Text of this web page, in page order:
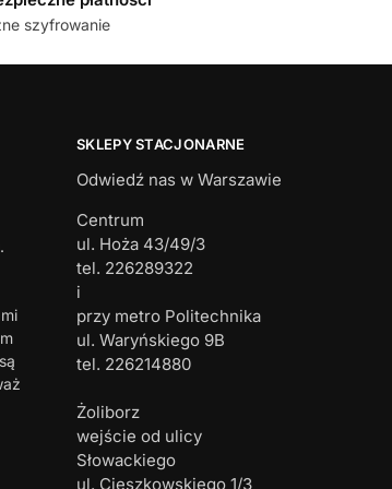
szyfrowanie
SKLEPY STACJONARNE
Odwiedź nas w Warszawie
Centrum
ul. Hoża 43/49/3
tel. 226289322
i
przy metro Politechnika
ul. Waryńskiego 9B
tel. 226214880
Żoliborz
wejście od ulicy
Słowackiego
ul. Cieszkowskiego 1/3